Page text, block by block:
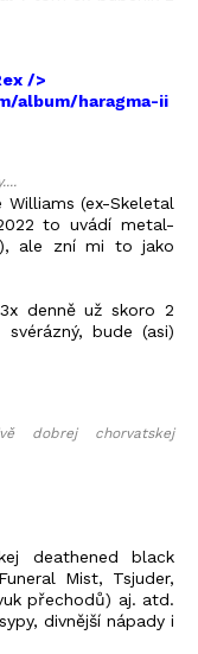
/>
album/haragma-ii
(ex-Skeletal
to uvádí metal-
ale zní mi to jako
denně už skoro 2
bude (asi)
dobrej chorvatskej
deathened black
Mist, Tsjuder,
přechodů) aj. atd.
divnější nápady i